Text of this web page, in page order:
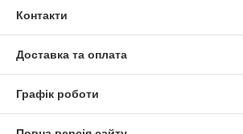
Контакти
Доставка та оплата
Графік роботи